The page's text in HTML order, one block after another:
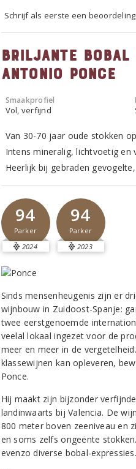
Schrijf als eerste een beoordeling
Briljante Bobal
Antonio Ponce
Smaakprofiel
Vol, verfijnd
Van 30-70 jaar oude stokken
Intens mineralig, lichtvoetig en
Heerlijk bij gebraden
94
Parker
2024
94
Parker
2023
Sinds mensenheugenis zijn er
wijnbouw in Zuidoost-Spanje:
twee eerstgenoemde
veelal lokaal ingezet voor de
meer en meer in de
klassewijnen kan opleveren,
Ponce.
Hij maakt zijn bijzonder
landinwaarts bij Valencia. De
800 meter boven zeeniveau en
en soms zelfs ongeënte
evenzo diverse bobal-expressies.